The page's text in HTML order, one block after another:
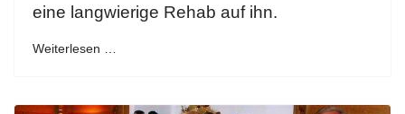
eine langwierige Rehab auf ihn.
Weiterlesen …